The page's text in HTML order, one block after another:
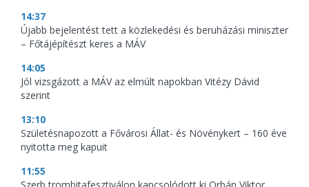
14:37
Újabb bejelentést tett a közlekedési és beruházási miniszter
– Főtájépítészt keres a MÁV
14:05
Jól vizsgázott a MÁV az elmúlt napokban Vitézy Dávid
szerint
13:10
Születésnapozott a Fővárosi Állat- és Növénykert – 160 éve
nyitotta meg kapuit
11:55